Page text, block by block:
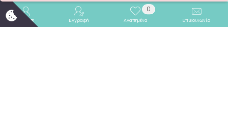
Σύνδεση Εγγραφή Αγαπημένα
0
Επικοινωνία